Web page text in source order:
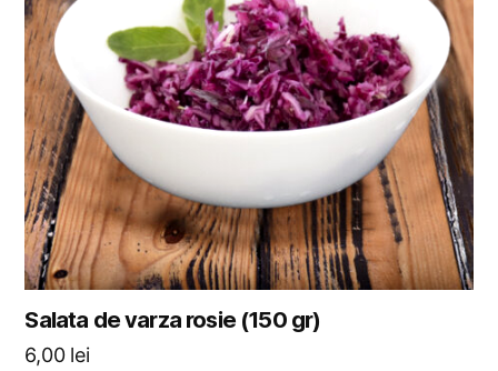
Salata de varza rosie (150 gr)
6,00 lei